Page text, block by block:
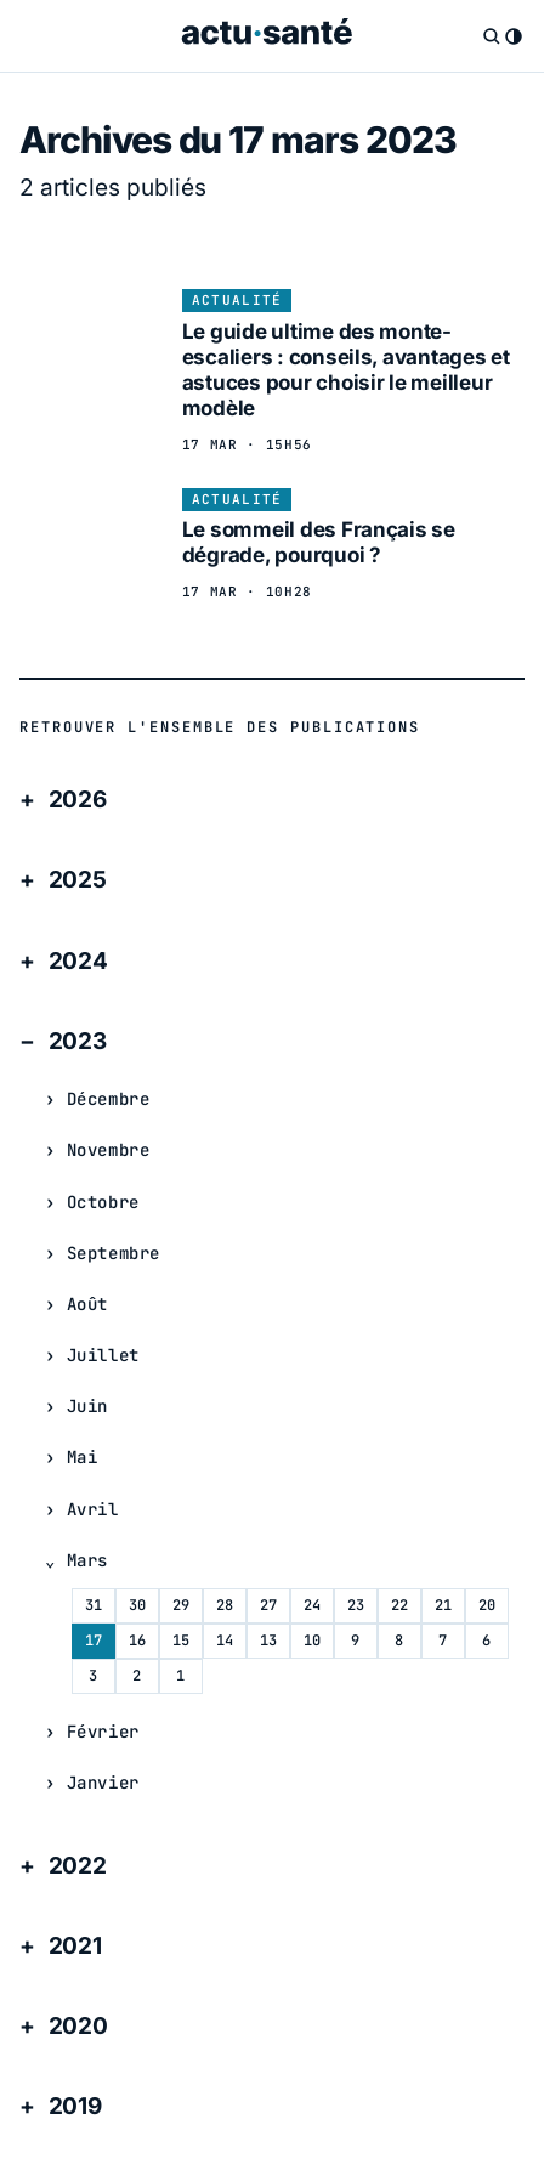
Archives du 17 mars 2023
2 articles publiés
ACTUALITÉ
Le guide ultime des monte-
escaliers : conseils, avantages et
astuces pour choisir le meilleur
modèle
17 MAR · 15H56
ACTUALITÉ
Le sommeil des Français se
dégrade, pourquoi ?
17 MAR · 10H28
RETROUVER L'ENSEMBLE DES PUBLICATIONS
2026
2025
2024
2023
Décembre
Novembre
Octobre
Septembre
Août
Juillet
Juin
Mai
Avril
Mars
31 30 29 28 27 24 23 22 21
20
17
16 15 14 13 10 9 8 7
6
3
2 1
Février
Janvier
2022
2021
2020
2019